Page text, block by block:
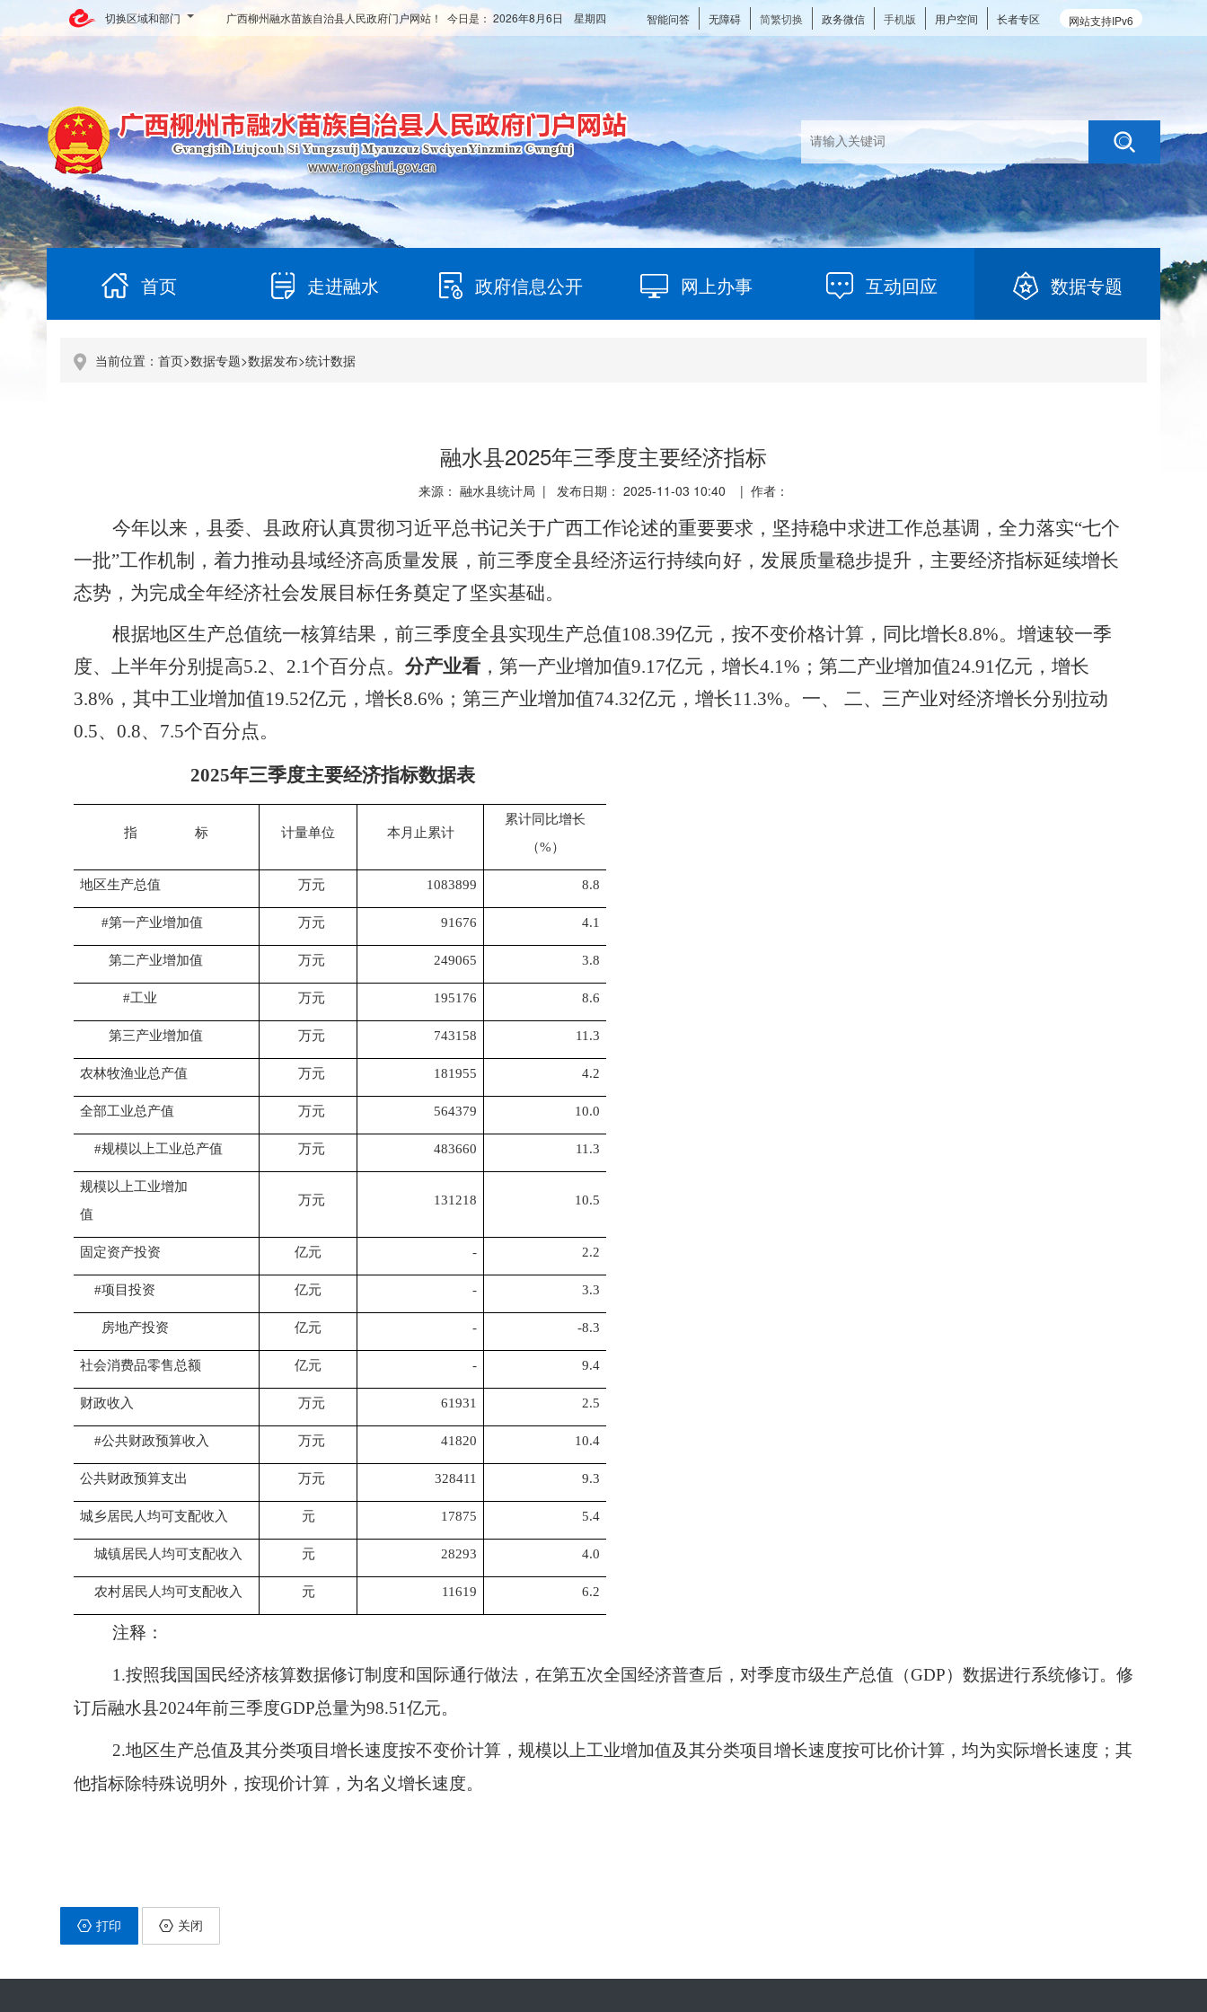
切换区域和部门 网站支持IPv6
智能问答 无障碍 简繁切换 政务微信 手机版 用户空间 长者专区
广西柳州融水苗族自治县人民政府门户网站！ 今日是： 2026年8月6日 星期四
首页 走进融水 政府信息公开 网上办事 互动回应 数据专题
当前位置： 首页>数据专题>数据发布>统计数据
融水县2025年三季度主要经济指标
来源： 融水县统计局 | 发布日期： 2025-11-03 10:40 | 作者：
今年以来，县委、县政府认真贯彻习近平总书记关于广西工作论述的重要要求，坚持稳中求进工作总基调，全力落实“七个
一批”工作机制，着力推动县域经济高质量发展，前三季度全县经济运行持续向好，发展质量稳步提升，主要经济指标延续增长
态势，为完成全年经济社会发展目标任务奠定了坚实基础。
根据地区生产总值统一核算结果，前三季度全县实现生产总值108.39亿元，按不变价格计算，同比增长8.8%。增速较一季
度、上半年分别 提高5.2、 2.1个百分点。 分产业看 ，第一产业增加值9.17亿元，增长4.1% ；第二产业增加值24.91亿元，增长
3.8% ，其中工业增加值19.52亿元，增长8.6% ；第三产业增加值74.32亿元，增长11.3%。一、 二、三产业对经济增长分别拉动
0.5、 0.8、 7.5个百分点。
2025年三季度主要经济指标数据表
指 标 计量单位 本月止累计
累计同比增长
（%）
地区生产总值 万元 1083899 8.8
#第一产业增加值 万元 91676 4.1
第二产业增加值 万元 249065 3.8
#工业 万元 195176 8.6
第三产业增加值 万元 743158 11.3
农林牧渔业总产值 万元 181955 4.2
全部工业总产值 万元 564379 10.0
#规模以上工业总产值 万元 483660 11.3
规模以上工业增加
值
万元 131218 10.5
固定资产投资 亿元 - 2.2
#项目投资 亿元 - 3.3
房地产投资 亿元 - -8.3
社会消费品零售总额 亿元 - 9.4
财政收入 万元 61931 2.5
#公共财政预算收入 万元 41820 10.4
公共财政预算支出 万元 328411 9.3
城乡居民人均可支配收入 元 17875 5.4
城镇居民人均可支配收入 元 28293 4.0
农村居民人均可支配收入 元 11619 6.2
注释：
1.按照我国国民经济核算数据修订制度和国际通行做法，在第五次全国经济普查后，对季度市级生产总值（GDP）数据进行系统修订。修
订后融水县2024年前三季度GDP总量为98.51亿元。
2.地区生产总值及其分类项目增长速度按不变价计算，规模以上工业增加值及其分类项目增长速度按可比价计算，均为实际增长速度；其
他指标除特殊说明外，按现价计算，为名义增长速度。
打印 关闭